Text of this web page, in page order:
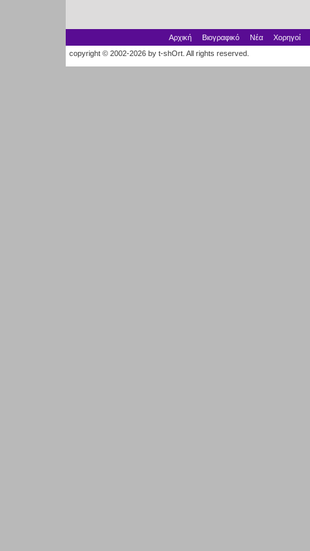
Αρχική Βιογραφικό Νέα
Χορηγοί
copyright © 2002-2026 by t-shOrt. All rights reserved.